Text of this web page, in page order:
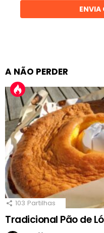
ENVIA
A NÃO PERDER
103 Partilhas
Tradicional Pão de